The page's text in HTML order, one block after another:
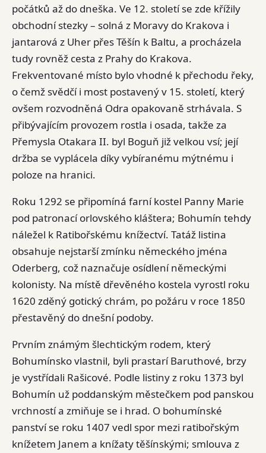
počátků až do dneška. Ve 12. století se zde křížily
obchodní stezky – solná z Moravy do Krakova i
jantarová z Uher přes Těšín k Baltu, a procházela
tudy rovněž cesta z Prahy do Krakova.
Frekventované místo bylo vhodné k přechodu řeky,
o čemž svědčí i most postavený v 15. století, který
ovšem rozvodněná Odra opakovaně strhávala. S
přibývajícím provozem rostla i osada, takže za
Přemysla Otakara II. byl Boguň již velkou vsí; její
držba se vyplácela díky vybíranému mýtnému i
poloze na hranici.
Roku 1292 se připomíná farní kostel Panny Marie
pod patronací orlovského kláštera; Bohumín tehdy
náležel k Ratibořskému knížectví. Tatáž listina
obsahuje nejstarší zmínku německého jména
Oderberg, což naznačuje osídlení německými
kolonisty. Na místě dřevěného kostela vyrostl roku
1620 zděný gotický chrám, po požáru v roce 1850
přestavěný do dnešní podoby.
Prvním známým šlechtickým rodem, který
Bohumínsko vlastnil, byli prastarí Baruthové, brzy
je vystřídali Rašicové. Podle listiny z roku 1373 byl
Bohumín už poddanským městečkem pod panskou
vrchností a zmiňuje se i hrad. O bohumínské
panství se roku 1407 vedl spor mezi ratibořským
knížetem Janem a knížaty těšínskými; smlouva z